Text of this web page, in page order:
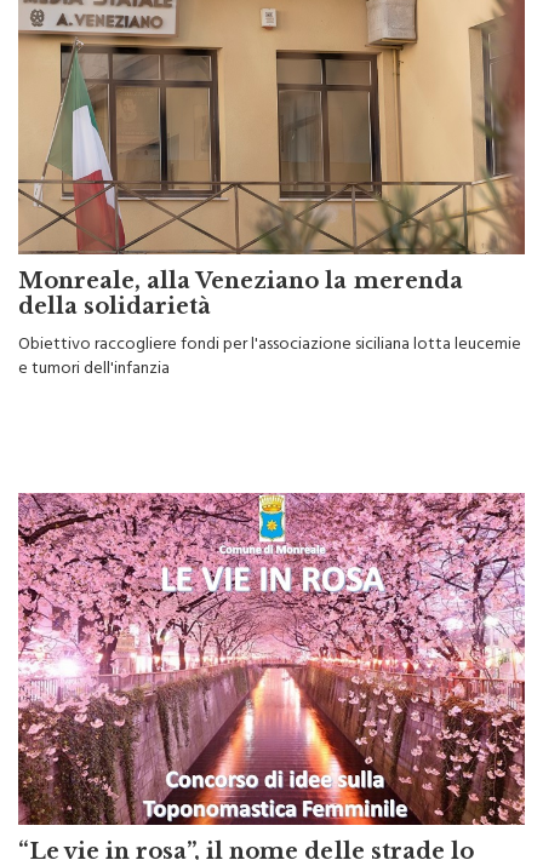
Monreale, alla Veneziano la merenda
della solidarietà
Obiettivo raccogliere fondi per l'associazione siciliana lotta leucemie
e tumori dell'infanzia
“Le vie in rosa”, il nome delle strade lo
scegli tu